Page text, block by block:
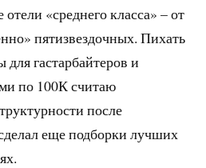
«среднего класса» – от
пятизвездочных. Пихать
для гастарбайтеров и
по 100К считаю
после
еще подборки лучших